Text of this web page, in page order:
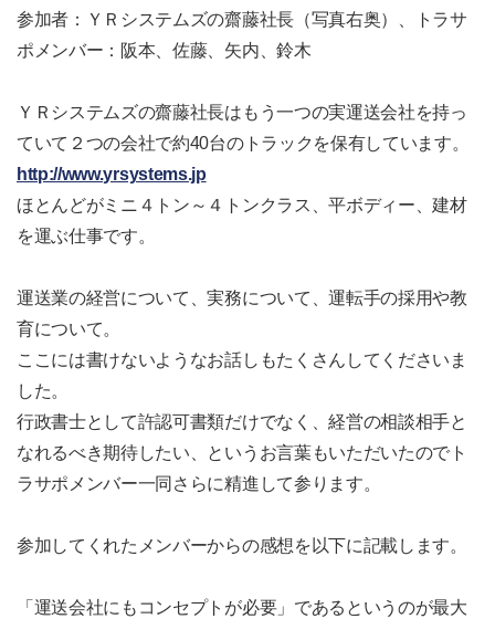
参加者：ＹＲシステムズの齋藤社長（写真右奥）、トラサ
ポメンバー：阪本、佐藤、矢内、鈴木
ＹＲシステムズの齋藤社長はもう一つの実運送会社を持っ
ていて２つの会社で約40台のトラックを保有しています。
http://www.yrsystems.jp
ほとんどがミニ４トン～４トンクラス、平ボディー、建材
を運ぶ仕事です。
運送業の経営について、実務について、運転手の採用や教
育について。
ここには書けないようなお話しもたくさんしてくださいま
した。
行政書士として許認可書類だけでなく、経営の相談相手と
なれるべき期待したい、というお言葉もいただいたのでト
ラサポメンバー一同 さらに精進して参ります。
参加してくれたメンバーからの感想を以下に記載します。
「運送会社にもコンセプトが必要」であるというのが最大